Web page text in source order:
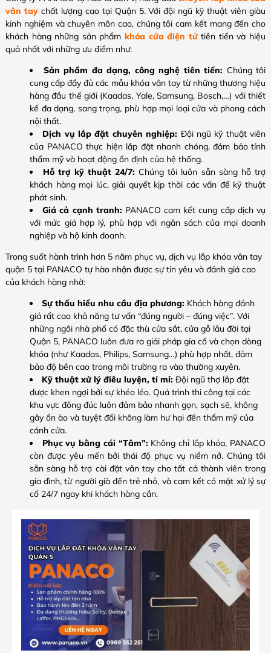
vân taychất lượng cao tại Quận 5. Với đội ngũ kỹ thuật viên giàu
kinh nghiệm và chuyên môn cao, chúng tôi cam kết mang đến cho
khách hàng những sản phẩm khóa cửa điện tửtiên tiến và hiệu
quả nhất với những ưu điểm như:
Sản phẩm đa dạng, công nghệ tiên tiến: Chúng tôi
cung cấp đầy đủ các mẫu khóa vân tay từ những thương hiệu
hàng đầu thế giới (Kaadas, Yale, Samsung, Bosch,…) với thiết
kế đa dạng, sang trọng, phù hợp mọi loại cửa và phong cách
nội thất.
Dịch vụ lắp đặt chuyên nghiệp: Đội ngũ kỹ thuật viên
của PANACO thực hiện lắp đặt nhanh chóng, đảm bảo tính
thẩm mỹ và hoạt động ổn định của hệ thống.​
Hỗ trợ kỹ thuật 24/7: Chúng tôi luôn sẵn sàng hỗ trợ
khách hàng mọi lúc, giải quyết kịp thời các vấn đề kỹ thuật
phát sinh.​
Giá cả cạnh tranh: PANACO cam kết cung cấp dịch vụ
với mức giá hợp lý, phù hợp với ngân sách của mọi doanh
nghiệp và hộ kinh doanh.​
Trong suốt hành trình hơn 5 năm phục vụ, dịch vụ lắp khóa vân tay
quận 5 tại PANACO tự hào nhận được sự tin yêu và đánh giá cao
của khách hàng nhờ:
Sự thấu hiểu nhu cầu địa phương: Khách hàng đánh
giá rất cao khả năng tư vấn “đúng người – đúng việc”. Với
những ngôi nhà phố có đặc thù cửa sắt, cửa gỗ lâu đời tại
Quận 5, PANACO luôn đưa ra giải pháp gia cố và chọn dòng
khóa (như Kaadas, Philips, Samsung…) phù hợp nhất, đảm
bảo độ bền cao trong môi trường ra vào thường xuyên.
Kỹ thuật xử lý điêu luyện, tỉ mỉ: Đội ngũ thợ lắp đặt
được khen ngợi bởi sự khéo léo. Quá trình thi công tại các
khu vực đông đúc luôn đảm bảo nhanh gọn, sạch sẽ, không
gây ồn ào và tuyệt đối không làm hư hại đến thẩm mỹ của
cánh cửa.
Phục vụ bằng cái “Tâm”: Không chỉ lắp khóa, PANACO
còn được yêu mến bởi thái độ phục vụ niềm nở. Chúng tôi
sẵn sàng hỗ trợ cài đặt vân tay cho tất cả thành viên trong
gia đình, từ người già đến trẻ nhỏ, và cam kết có mặt xử lý sự
cố 24/7 ngay khi khách hàng cần.